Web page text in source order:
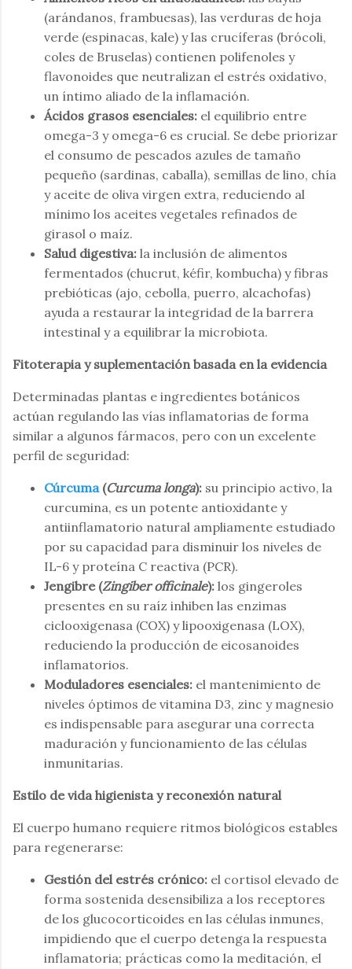
(arándanos, frambuesas), las verduras de hoja
verde (espinacas, kale) y las crucíferas (brócoli,
coles de Bruselas) contienen polifenoles y
flavonoides que neutralizan el estrés oxidativo,
un íntimo aliado de la inflamación.
Ácidos grasos esenciales: el equilibrio entre
omega-3 y omega-6 es crucial. Se debe priorizar
el consumo de pescados azules de tamaño
pequeño (sardinas, caballa), semillas de lino, chía
y aceite de oliva virgen extra, reduciendo al
mínimo los aceites vegetales refinados de
girasol o maíz.
Salud digestiva: la inclusión de alimentos
fermentados (chucrut, kéfir, kombucha) y fibras
prebióticas (ajo, cebolla, puerro, alcachofas)
ayuda a restaurar la integridad de la barrera
intestinal y a equilibrar la microbiota.
Fitoterapia y suplementación basada en la evidencia
Determinadas plantas e ingredientes botánicos
actúan regulando las vías inflamatorias de forma
similar a algunos fármacos, pero con un excelente
perfil de seguridad:
Cúrcuma(Curcuma longa): su principio activo, la
curcumina, es un potente antioxidante y
antiinflamatorio natural ampliamente estudiado
por su capacidad para disminuir los niveles de
IL-6 y proteína C reactiva (PCR).
Jengibre (Zingiber officinale): los gingeroles
presentes en su raíz inhiben las enzimas
ciclooxigenasa (COX) y lipooxigenasa (LOX),
reduciendo la producción de eicosanoides
inflamatorios.
Moduladores esenciales: el mantenimiento de
niveles óptimos de vitamina D3, zinc y magnesio
es indispensable para asegurar una correcta
maduración y funcionamiento de las células
inmunitarias.
Estilo de vida higienista y reconexión natural
El cuerpo humano requiere ritmos biológicos estables
para regenerarse:
Gestión del estrés crónico: el cortisol elevado de
forma sostenida desensibiliza a los receptores
de los glucocorticoides en las células inmunes,
impidiendo que el cuerpo detenga la respuesta
inflamatoria; prácticas como la meditación, el